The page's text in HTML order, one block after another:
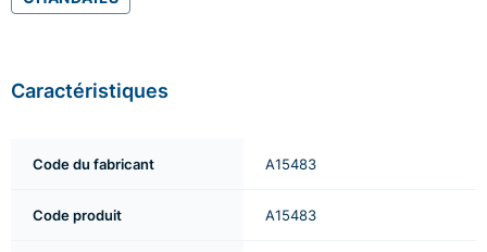
Caractéristiques
Code du fabricant A15483
Code produit A15483